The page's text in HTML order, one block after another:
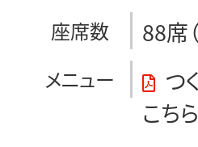
座席数 88席
メニュー
つ
こち